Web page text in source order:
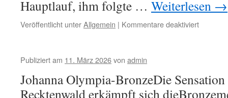
Hauptlauf, ihm folgte … Weiterlesen →
Veröffentlicht unterAllgemein | Kommentare deaktiviertfür
Frühling
Publiziert am 11. März 2026von admin
Johanna Olympia-BronzeDie
Recktenwald erkämpft sich